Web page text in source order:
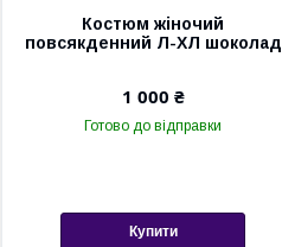
Костюм жіночий
повсякденний Л-ХЛ шоколад
1 000 ₴
Готово до відправки
Купити